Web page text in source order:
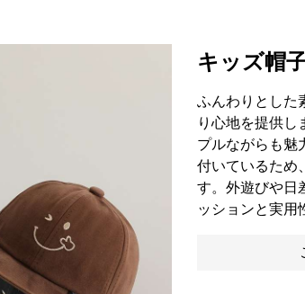
キッズ帽
ふんわりとした
り心地を提供し
プルながらも魅
付いているため
す。外遊びや日
ッションと実用